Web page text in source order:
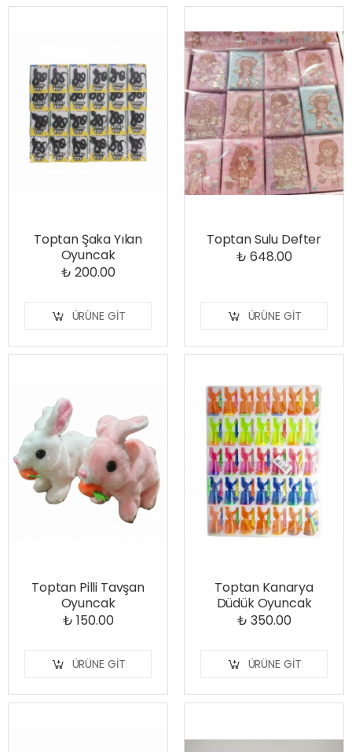
Toptan Şaka Yılan
Oyuncak
₺ 200.00
ÜRÜNE GIT
Toptan Sulu Defter
₺ 648.00
ÜRÜNE GIT
Toptan Pilli Tavşan
Oyuncak
₺ 150.00
ÜRÜNE GIT
Toptan Kanarya
Düdük Oyuncak
₺ 350.00
ÜRÜNE GIT